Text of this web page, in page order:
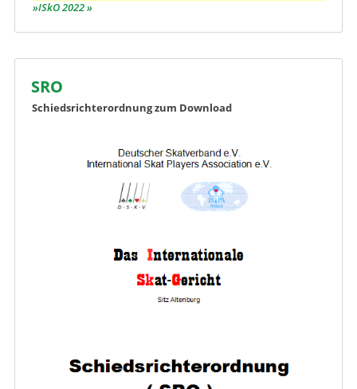
ISkO 2022
SRO
Schiedsrichterordnung zum Download